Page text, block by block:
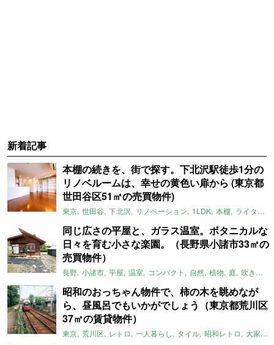
新着記事
本棚の続きを、街で探す。下北沢駅徒歩1分の
リノベルームは、幸せの黄色い扉から (東京都
世田谷区51㎡の売買物件)
東京 世田谷 下北沢 リノベーション 1LDK 本棚 ライター：ほしりょうこ
同じ広さの平屋と、ガラス温室。ボタニカルな
日々を育む小さな楽園。（長野県小諸市33㎡の
売買物件）
長野 小諸市 平屋 温室 コンパクト 自然 植物 庭 吹き抜け
昭和のおっちゃん物件で、柿の木を眺めなが
ら、昼風呂でもいかがでしょう（東京都荒川区
37㎡の賃貸物件）
東京 荒川区 レトロ 一人暮らし タイル 昭和レトロ 大家女子